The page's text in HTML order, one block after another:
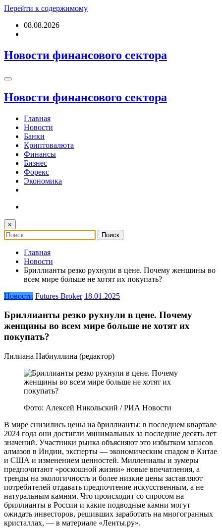
Перейти к содержимому
08.08.2026
Новости финансового сектора
Новости финансового сектора
Главная
Новости
Банки
Криптовалюта
Финансы
Бизнес
Форекс
Экономика
×
Главная
Новости
Бриллианты резко рухнули в цене. Почему женщины во
всем мире больше не хотят их покупать?
Новости Futures Broker 18.01.2025
Бриллианты резко рухнули в цене. Почему
женщины во всем мире больше не хотят их
покупать?
Лилиана Набиуллина (редактор)
Фото: Алексей Никольский / РИА Новости
В мире снизились цены на бриллианты: в последнем квартале
2024 года они достигли минимальных за последние десять лет
значений. Участники рынка объясняют это избытком запасов
алмазов в Индии, эксперты — экономическим спадом в Китае
и США и изменением ценностей. Миллениалы и зумеры
предпочитают «роскошной жизни» новые впечатления, а
тренды на экологичность и более низкие цены заставляют
потребителей отдавать предпочтение искусственным, а не
натуральным камням. Что происходит со спросом на
бриллианты в России и какие подводные камни могут
ожидать инвесторов, решивших заработать на многогранных
кристаллах, — в материале «‎Ленты.ру».